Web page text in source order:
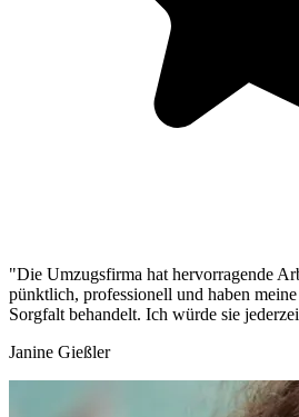
"Die Umzugsfirma hat hervorragende
pünktlich, professionell und haben
Sorgfalt behandelt. Ich würde sie
Janine Gießler